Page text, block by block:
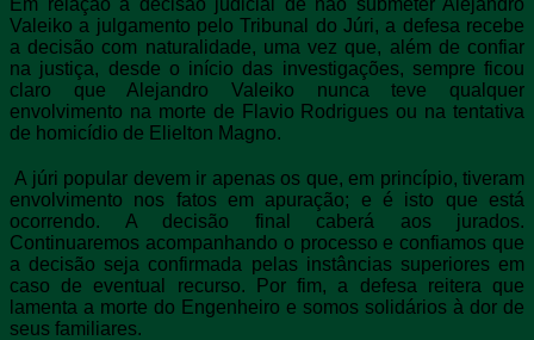
Em relação à decisão judicial de não submeter Alejandro
Valeiko a julgamento pelo Tribunal do Júri, a defesa recebe
a decisão com naturalidade, uma vez que, além de confiar
na justiça, desde o início das investigações, sempre ficou
claro que Alejandro Valeiko nunca teve qualquer
envolvimento na morte de Flavio Rodrigues ou na tentativa
de homicídio de Elielton Magno.
A júri popular devem ir apenas os que, em princípio, tiveram
envolvimento nos fatos em apuração; e é isto que está
ocorrendo. A decisão final caberá aos jurados.
Continuaremos acompanhando o processo e confiamos que
a decisão seja confirmada pelas instâncias superiores em
caso de eventual recurso. Por fim, a defesa reitera que
lamenta a morte do Engenheiro e somos solidários à dor de
seus familiares.